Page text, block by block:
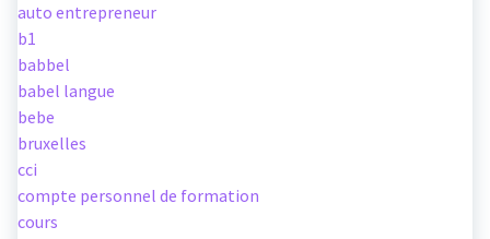
auto entrepreneur
b1
babbel
babel langue
bebe
bruxelles
cci
compte personnel de formation
cours